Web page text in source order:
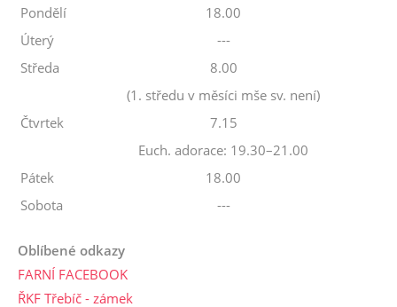
Pondělí
18.00
Úterý
---
Středa
8.00
(1. středu v měsíci mše sv. není)
Čtvrtek
7.15
Euch. adorace: 19.30–21.00
Pátek
18.00
Sobota
---
Oblíbené odkazy
FARNÍ FACEBOOK
ŘKF Třebíč - zámek